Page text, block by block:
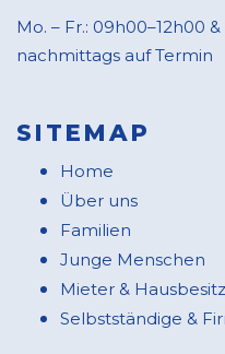
Mo. – Fr.: 09h00–12h00
nachmittags auf Termin
SITEMAP
Home
Über uns
Familien
Junge Menschen
Mieter &
Selbstständige &